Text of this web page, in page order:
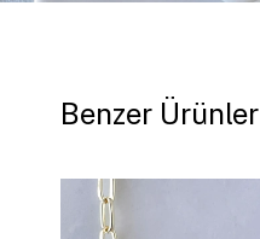
Benzer Ürünler